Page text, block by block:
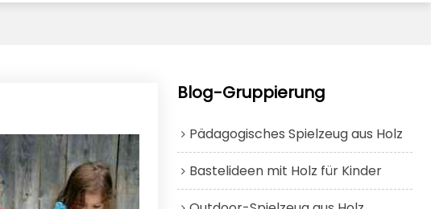
Blog-Gruppierung
Pädagogisches Spielzeug aus Holz
Bastelideen mit Holz für Kinder